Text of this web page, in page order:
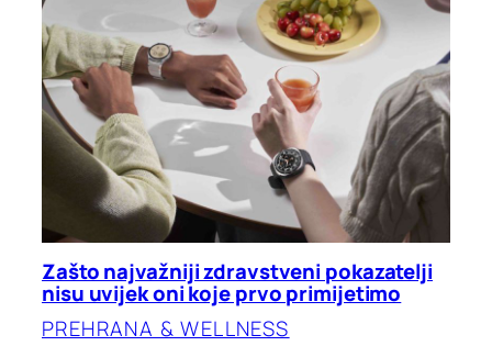
Zašto najvažniji zdravstveni pokazatelji
nisu uvijek oni koje prvo primijetimo
PREHRANA & WELLNESS